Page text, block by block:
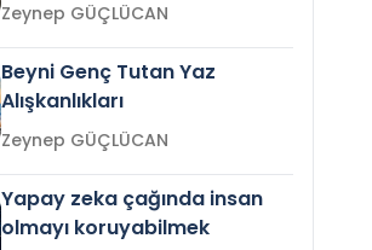
Zeynep GÜÇLÜCAN
Beyni Genç Tutan Yaz
Alışkanlıkları
Zeynep GÜÇLÜCAN
Yapay zeka çağında insan
olmayı koruyabilmek